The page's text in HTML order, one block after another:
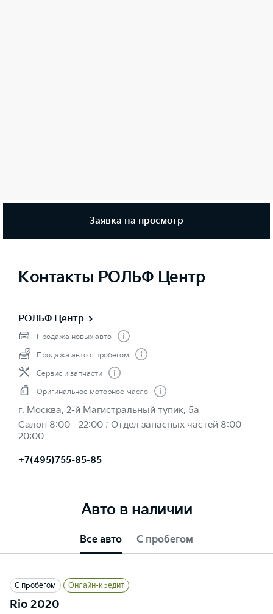
Заявка на просмотр
Контакты РОЛЬФ Центр
РОЛЬФ Центр
Продажа новых авто
Продажа авто с пробегом
Сервис и запчасти
Оригинальное моторное масло
г. Москва, 2-й Магистральный тупик, 5а
Салон 8:00 - 22:00 ; Отдел запасных частей 8:00 -
20:00
+7(495)755-85-85
Авто в наличии
Все авто С пробегом
С пробегом Онлайн-кредит
Rio 2020